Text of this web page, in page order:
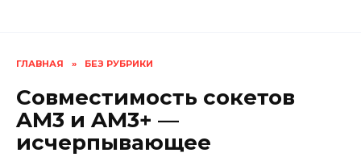
ГЛАВНАЯ » БЕЗ РУБРИКИ
Совместимость сокетов
AM3 и AM3+ —
исчерпывающее